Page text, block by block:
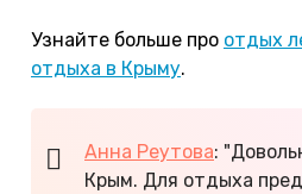
Узнайте больше про отдых
отдыха в Крыму.
Анна Реутова:
Крым. Для отдыха